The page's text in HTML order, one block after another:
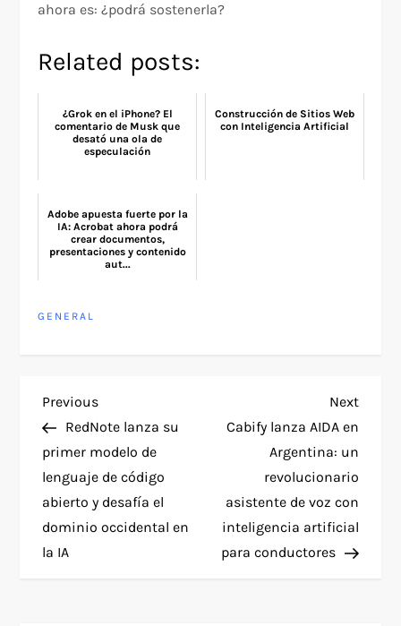
ahora es: ¿podrá sostenerla?
Related posts:
¿Grok en el iPhone? El
comentario de Musk que
desató una ola de
especulación
Construcción de Sitios Web
con Inteligencia Artificial
Adobe apuesta fuerte por la
IA: Acrobat ahora podrá
crear documentos,
presentaciones y contenido
aut...
GENERAL
P
o
s
t
Previous
Post
Previous
RedNote lanza su
primer modelo de
lenguaje de código
abierto y desafía el
dominio occidental en
la IA
Next
Post
Next
Cabify lanza AIDA en
Argentina: un
revolucionario
asistente de voz con
inteligencia artificial
para conductores